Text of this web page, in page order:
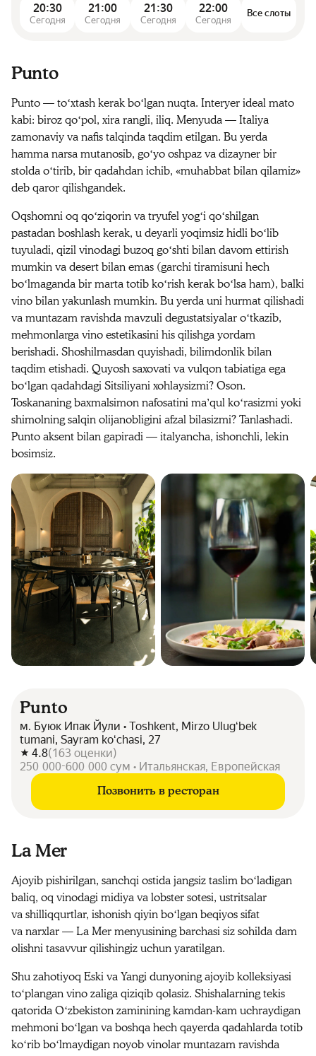
20:30
Сегодня
21:00
Сегодня
21:30
Сегодня
22:00
Сегодня
Все слоты
Punto
Punto — toʻxtash kerak boʻlgan nuqta. Interyer ideal mato
kabi: biroz qoʻpol, xira rangli, iliq. Menyuda — Italiya
zamonaviy va nafis talqinda taqdim etilgan. Bu yerda
hamma narsa mutanosib, goʻyo oshpaz va dizayner bir
stolda oʻtirib, bir qadahdan ichib, «muhabbat bilan qilamiz»
deb qaror qilishgandek.
Oqshomni oq qoʻziqorin va tryufel yogʻi qoʻshilgan
pastadan boshlash kerak, u deyarli yoqimsiz hidli boʻlib
tuyuladi, qizil vinodagi buzoq goʻshti bilan davom ettirish
mumkin va desert bilan emas (garchi tiramisuni hech
boʻlmaganda bir marta totib koʻrish kerak boʻlsa ham), balki
vino bilan yakunlash mumkin. Bu yerda uni hurmat qilishadi
va muntazam ravishda mavzuli degustatsiyalar oʻtkazib,
mehmonlarga vino estetikasini his qilishga yordam
berishadi. Shoshilmasdan quyishadi, bilimdonlik bilan
taqdim etishadi. Quyosh saxovati va vulqon tabiatiga ega
boʻlgan qadahdagi Sitsiliyani xohlaysizmi? Oson.
Toskananing baxmalsimon nafosatini maʼqul koʻrasizmi yoki
shimolning salqin olijanobligini afzal bilasizmi? Tanlashadi.
Punto aksent bilan gapiradi — italyancha, ishonchli, lekin
bosimsiz.
Punto
м. Буюк Ипак Йули • Toshkent, Mirzo Ulugʻbek
tumani, Sayram koʻchasi, 27
4.8(163 оценки)
250 000-600 000 сум • Итальянская, Европейская
Позвонить в ресторан
La Mer
Ajoyib pishirilgan, sanchqi ostida jangsiz taslim boʻladigan
baliq, oq vinodagi midiya va lobster sotesi, ustritsalar
va shilliqqurtlar, ishonish qiyin boʻlgan beqiyos sifat
va narxlar — La Mer menyusining barchasi siz sohilda dam
olishni tasavvur qilishingiz uchun yaratilgan.
Shu zahotiyoq Eski va Yangi dunyoning ajoyib kolleksiyasi
toʻplangan vino zaliga qiziqib qolasiz. Shishalarning tekis
qatorida Oʻzbekiston zaminining kamdan-kam uchraydigan
mehmoni boʻlgan va boshqa hech qayerda qadahlarda totib
koʻrib boʻlmaydigan noyob vinolar muntazam ravishda